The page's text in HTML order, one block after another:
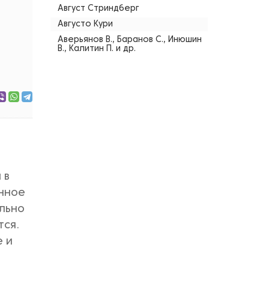
в
и
Август Стриндберг
Августо Кури
Аверьянов В., Баранов С., Инюшин
В., Калитин П. и др.